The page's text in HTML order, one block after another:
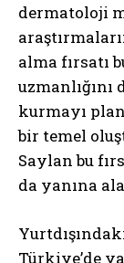
dermatoloji
alma fırsatı
kurmayı
bir temel
Saylan bu
da yanına
Türkiye’de